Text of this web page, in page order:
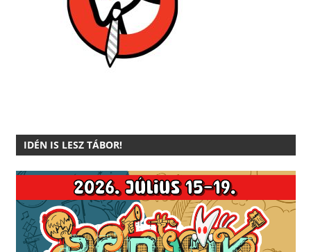
IDÉN IS LESZ TÁBOR!